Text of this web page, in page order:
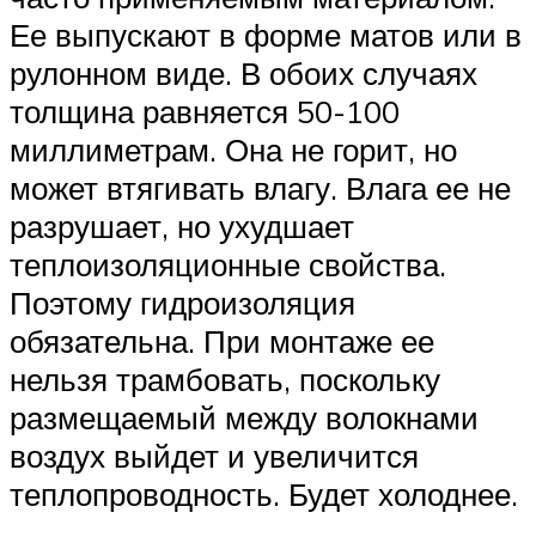
Ее выпускают в форме матов или в
рулонном виде. В обоих случаях
толщина равняется 50-100
миллиметрам. Она не горит, но
может втягивать влагу. Влага ее не
разрушает, но ухудшает
теплоизоляционные свойства.
Поэтому гидроизоляция
обязательна. При монтаже ее
нельзя трамбовать, поскольку
размещаемый между волокнами
воздух выйдет и увеличится
теплопроводность. Будет холоднее.